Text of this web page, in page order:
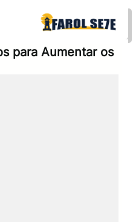
para Aumentar os